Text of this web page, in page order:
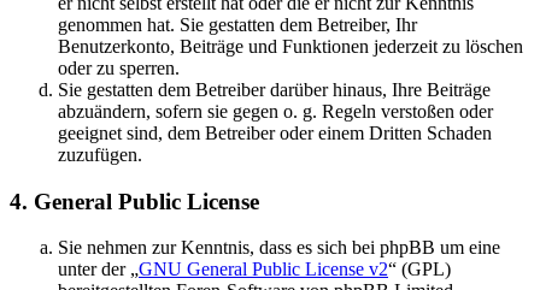
genommen hat. Sie gestatten dem Betreiber, Ihr
Benutzerkonto, Beiträge und Funktionen jederzeit zu löschen
oder zu sperren.
Sie gestatten dem Betreiber darüber hinaus, Ihre Beiträge
abzuändern, sofern sie gegen o. g. Regeln verstoßen oder
geeignet sind, dem Betreiber oder einem Dritten Schaden
zuzufügen.
4. General Public License
Sie nehmen zur Kenntnis, dass es sich bei phpBB um eine
unter der „GNU General Public License v2“ (GPL)